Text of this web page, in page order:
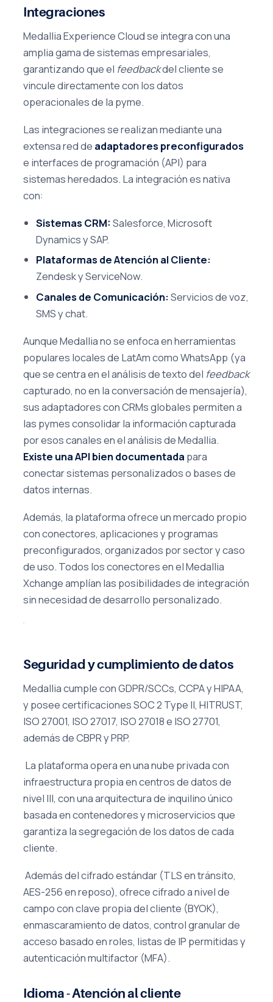
Integraciones
Medallia Experience Cloud se integra con una
amplia gama de sistemas empresariales,
garantizando que el feedbackdel cliente se
vincule directamente con los datos
operacionales de la pyme.
Las integraciones se realizan mediante una
extensa red de adaptadores preconfigurados
e interfaces de programación (API) para
sistemas heredados. La integración es nativa
con:
Sistemas CRM: Salesforce, Microsoft
Dynamics y SAP.
Plataformas de Atención al Cliente:
Zendesk y ServiceNow.
Canales de Comunicación:Servicios de voz,
SMS y chat.
Aunque Medallia no se enfoca en herramientas
populares locales de LatAm como WhatsApp (ya
que se centra en el análisis de texto del feedback
capturado, no en la conversación de mensajería),
sus adaptadores con CRMs globales permiten a
las pymes consolidar la información capturada
por esos canales en el análisis de Medallia.
Existe una API bien documentada para
conectar sistemas personalizados o bases de
datos internas.
Además, la plataforma ofrece un mercado propio
con conectores, aplicaciones y programas
preconfigurados, organizados por sector y caso
de uso. Todos los conectores en el Medallia
Xchange amplían las posibilidades de integración
sin necesidad de desarrollo personalizado.
Seguridad y cumplimiento de datos
Medallia cumple con GDPR/SCCs, CCPA y HIPAA,
y posee certificaciones SOC 2 Type II, HITRUST,
ISO 27001, ISO 27017, ISO 27018 e ISO 27701,
además de CBPR y PRP.
La plataforma opera en una nube privada con
infraestructura propia en centros de datos de
nivel III, con una arquitectura de inquilino único
basada en contenedores y microservicios que
garantiza la segregación de los datos de cada
cliente.
Además del cifrado estándar (TLS en tránsito,
AES-256 en reposo), ofrece cifrado a nivel de
campo con clave propia del cliente (BYOK),
enmascaramiento de datos, control granular de
acceso basado en roles, listas de IP permitidas y
autenticación multifactor (MFA).
Idioma - Atención al cliente